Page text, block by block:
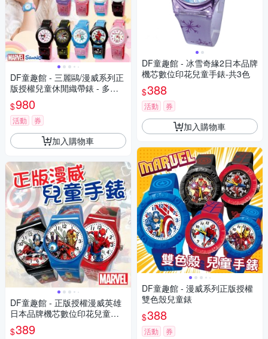
DF童趣館 - 三麗鷗/漫威系列正
版授權兒童休閒織帶錶 - 多款
可選
$980
活動 券
加入購物車
DF童趣館 - 正版授權漫威英雄
日本品牌機芯數位印花兒童手
錶
$389
DF童趣館 - 冰雪奇緣2日本品牌
機芯數位印花兒童手錶-共3色
$388
活動 券
加入購物車
DF童趣館 - 漫威系列正版授權
雙色殼兒童錶
$388
活動 券